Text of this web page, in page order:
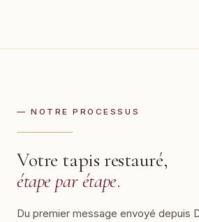
— NOTRE PROCESSUS
Votre tapis restauré,
étape par étape.
Du premier message envoyé depuis